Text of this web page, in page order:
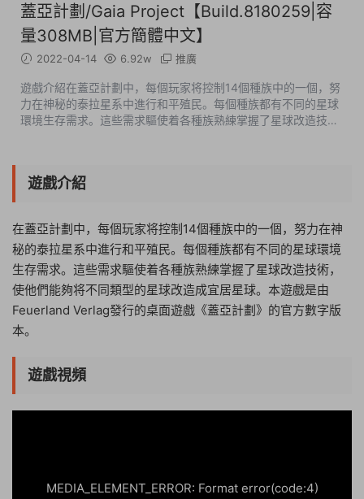
蓋亞計劃/Gaia Project【Build.8180259|容
量308MB|官方簡體中文】
2022-04-14 6.92w 推廣
遊戲介紹在蓋亞計劃中，每個玩家将控制14個種族中的一個，努
力在神秘的泰拉星系中進行和平殖民。每個種族都有不同的星球
環境生存需求。這些需求驅使着各種族熟練掌握了星球改造技
遊戲介紹
在蓋亞計劃中，每個玩家将控制14個種族中的一個，努力在神
秘的泰拉星系中進行和平殖民。每個種族都有不同的星球環境
生存需求。這些需求驅使着各種族熟練掌握了星球改造技術，
使他們能夠将不同類型的星球改造成宜居星球。本遊戲是由
Feuerland Verlag發行的桌面遊戲《蓋亞計劃》的官方數字版
本。
遊戲視頻
MEDIA_ELEMENT_ERROR: Format error(code:4)